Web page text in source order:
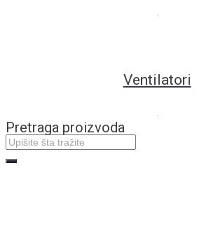
Ventilatori
Pretraga proizvoda